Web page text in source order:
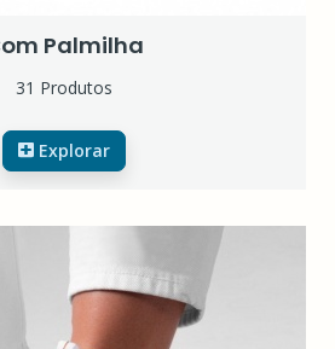
Palmilha
31 Produtos
Explorar